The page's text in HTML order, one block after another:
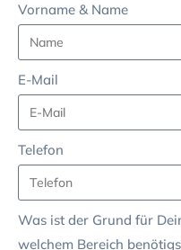
Vorname & Name
E-Mail
Telefon
Was ist der Grund für
welchem Bereich